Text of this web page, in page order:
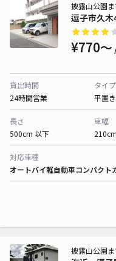
逗子市久
披露山公園
¥770〜
貸出時間
24時間営業
タイプ
平置き
長さ
500cm 以下
車幅
対応車種
オートバイ軽自動車コンパクト
披露山公園